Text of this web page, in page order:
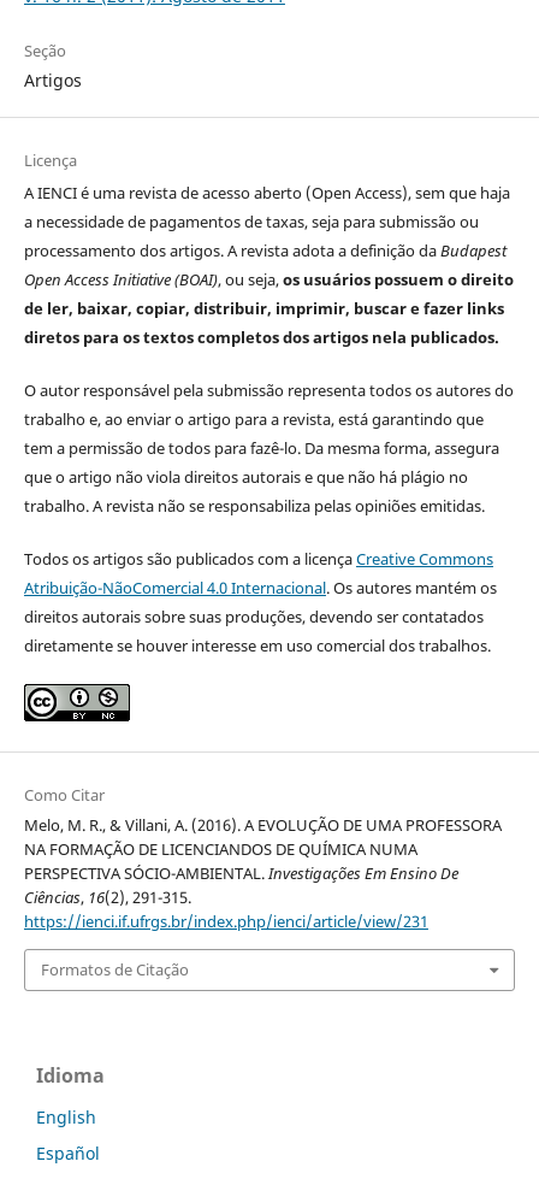
Seção
Artigos
Licença
A IENCI é uma revista de acesso aberto (Open Access), sem que haja
a necessidade de pagamentos de taxas, seja para submissão ou
processamento dos artigos. A revista adota a definição daBudapest
Open Access Initiative (BOAI), ou seja,os usuários possuem o direito
de ler, baixar, copiar, distribuir, imprimir, buscar e fazer links
diretos para os textos completos dos artigos nela publicados.
O autor responsável pela submissão representa todos os autores do
trabalho e, ao enviar o artigo para a revista, está garantindo que
tem a permissão de todos para fazê-lo. Da mesma forma, assegura
que o artigo não viola direitos autorais e que não há plágio no
trabalho. A revista não se responsabiliza pelas opiniões emitidas.
Todos os artigos são publicados com a licençaCreative Commons
Atribuição-NãoComercial 4.0 Internacional. Os autores mantém os
direitos autorais sobre suas produções, devendo ser contatados
diretamente se houver interesse em uso comercial dos trabalhos.
Como Citar
Melo, M. R., & Villani, A. (2016). A EVOLUÇÃO DE UMA PROFESSORA
NA FORMAÇÃO DE LICENCIANDOS DE QUÍMICA NUMA
PERSPECTIVA SÓCIO-AMBIENTAL.Investigações Em Ensino De
Ciências, 16(2), 291-315.
https://ienci.if.ufrgs.br/index.php/ienci/article/view/231
Formatos de Citação
Idioma
English
Español